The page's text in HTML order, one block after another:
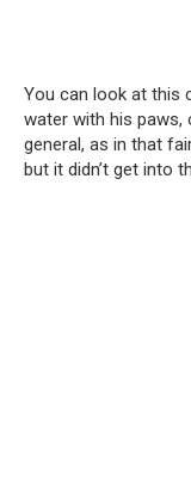
You can look at this
water with his paws,
general, as in that
but it didn’t get into